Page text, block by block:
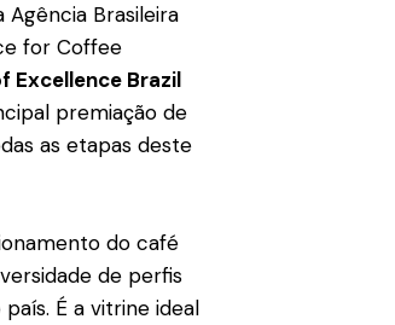
Agência Brasileira
for Coffee
Excellence Brazil
premiação de
as etapas deste
do café
de perfis
É a vitrine ideal